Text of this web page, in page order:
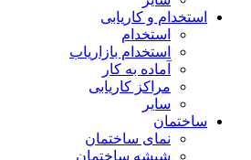
استخدام و کاریابی
استخدام
استخدام بازاریاب
آماده به کار
مراکز کاریابی
سایر
ساختمان
نمای ساختمان
شیشه ساختمان